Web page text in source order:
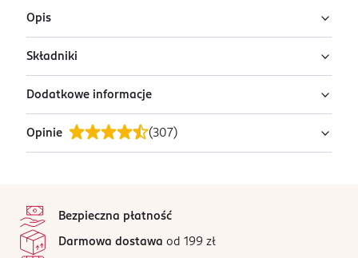
Opis
Patyczki kosmetyczne. Idealne do codziennej
pielęgnacji.
Nowość: przyjaznym dla środowiska papierowym
patyczkiem.
Składniki
Ingredients: Główka ze 100% bawełny, bielonej bez
chloru.
Dodatkowe informacje
OSTRZEŻENIA DOTYCZĄCE BEZPIECZEŃSTWA
Nie wkładać do uszu i nosa! Nie wyrzucać do toalety.
Dirk Rossmann GmbH
Isernhägener Straße 16
30938
Opinie (307 )
Wszystkie opinie są zweryfikowane zakupem.
Bezpieczna płatność
Darmowa dostawa od 199 zł